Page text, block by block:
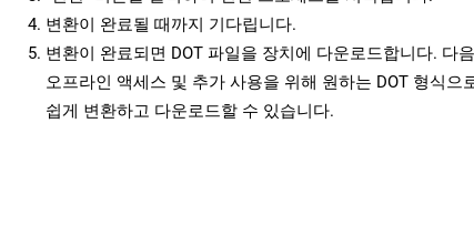
변환이 완료될 때까지 기다립니다.
변환이 완료되면 DOT 파일을 장치에 다운로드합니다. 다
오프라인 액세스 및 추가 사용을 위해 원하는 DOT 형식으
쉽게 변환하고 다운로드할 수 있습니다.